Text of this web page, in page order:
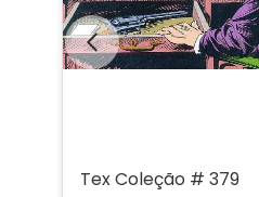
Tex Coleção # 379